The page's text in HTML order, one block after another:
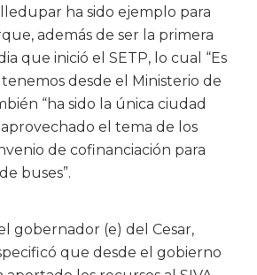
ha sido ejemplo para
además de ser la primera
que inició el SETP, lo cual “Es
desde el Ministerio de
“ha sido la única ciudad
el tema de los
de cofinanciación para
buses”.
gobernador (e) del Cesar,
que desde el gobierno